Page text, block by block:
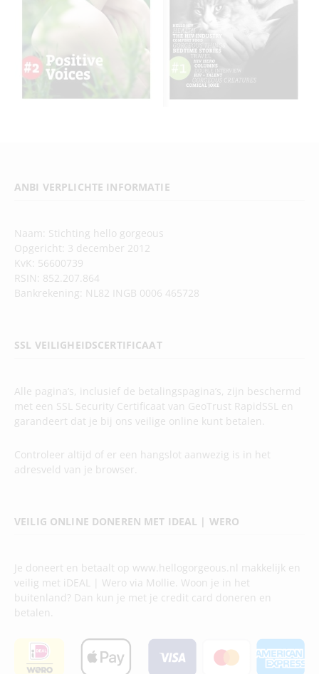
ANBI VERPLICHTE INFORMATIE
Naam: Stichting hello gorgeous
Opgericht: 3 december 2012
KvK: 56600739
RSIN: 852.207.864
Bankrekening: NL82 INGB 0006 465728
SSL VEILIGHEIDSCERTIFICAAT
Alle pagina’s, inclusief de betalingspagina’s, zijn beschermd
met een SSL Security Certificaat van GeoTrust RapidSSL en
garandeert dat je bij ons veilige online kunt betalen.
Controleer altijd of er een hangslot aanwezig is in het
adresveld van je browser.
VEILIG ONLINE DONEREN MET IDEAL | WERO
Je doneert en betaalt op www.hellogorgeous.nl makkelijk en
veilig met iDEAL | Wero via Mollie. Woon je in het
buitenland? Dan kun je met je credit card doneren en
betalen.